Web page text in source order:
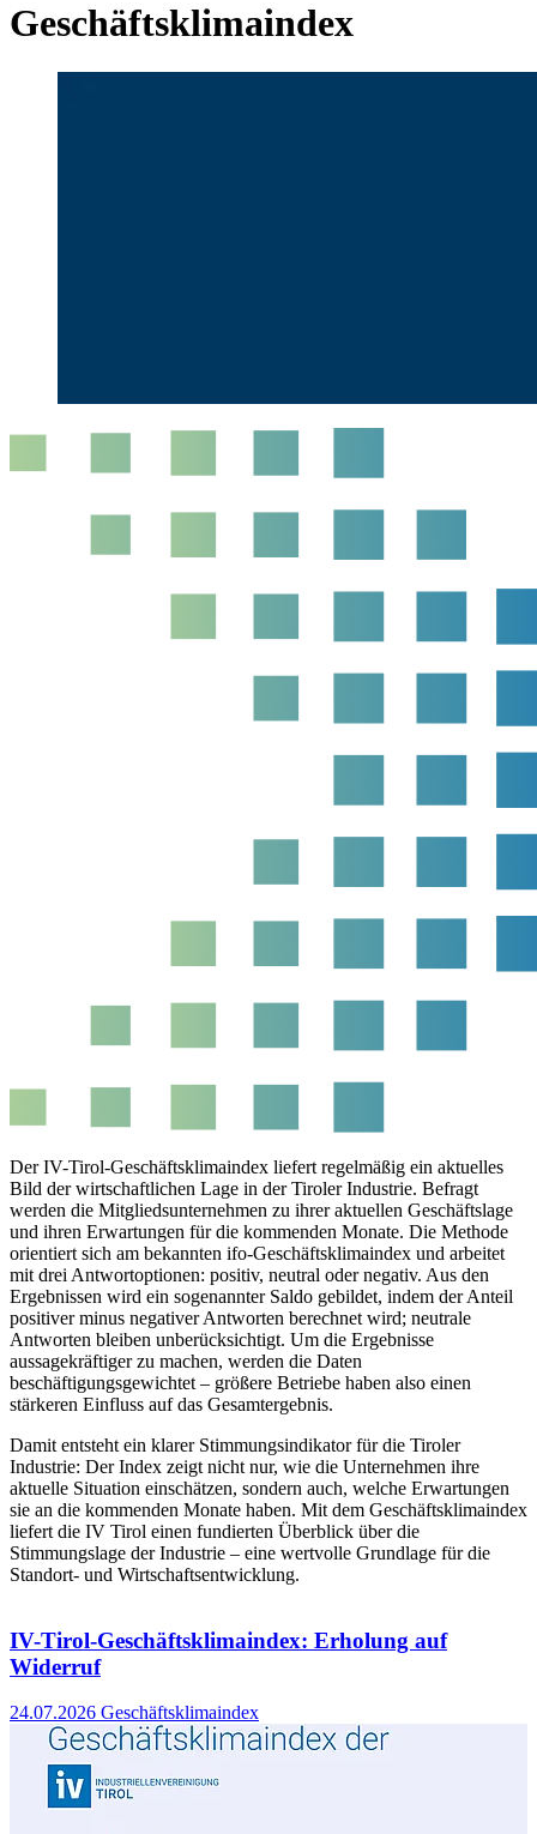
Geschäftsklimaindex
Der IV-Tirol-Geschäftsklimaindex liefert regelmäßig ein aktuelles
Bild der wirtschaftlichen Lage in der Tiroler Industrie. Befragt
werden die Mitgliedsunternehmen zu ihrer aktuellen Geschäftslage
und ihren Erwartungen für die kommenden Monate. Die Methode
orientiert sich am bekannten ifo-Geschäftsklimaindex und arbeitet
mit drei Antwortoptionen: positiv, neutral oder negativ. Aus den
Ergebnissen wird ein sogenannter Saldo gebildet, indem der Anteil
positiver minus negativer Antworten berechnet wird; neutrale
Antworten bleiben unberücksichtigt. Um die Ergebnisse
aussagekräftiger zu machen, werden die Daten
beschäftigungsgewichtet – größere Betriebe haben also einen
stärkeren Einfluss auf das Gesamtergebnis.
Damit entsteht ein klarer Stimmungsindikator für die Tiroler
Industrie: Der Index zeigt nicht nur, wie die Unternehmen ihre
aktuelle Situation einschätzen, sondern auch, welche Erwartungen
sie an die kommenden Monate haben. Mit dem Geschäftsklimaindex
liefert die IV Tirol einen fundierten Überblick über die
Stimmungslage der Industrie – eine wertvolle Grundlage für die
Standort- und Wirtschaftsentwicklung.
IV-Tirol-Geschäftsklimaindex: Erholung auf
Widerruf
24.07.2026 Geschäftsklimaindex